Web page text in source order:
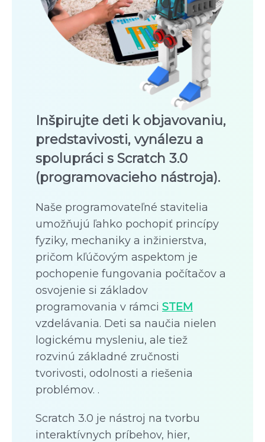
Inšpirujte deti k objavovaniu,
predstavivosti, vynálezu a
spolupráci s Scratch 3.0
(programovacieho nástroja).
Naše programovateľné stavitelia
umožňujú ľahko pochopiť princípy
fyziky, mechaniky a inžinierstva,
pričom kľúčovým aspektom je
pochopenie fungovania počítačov a
osvojenie si základov
programovania v rámci STEM
vzdelávania. Deti sa naučia nielen
logickému mysleniu, ale tiež
rozvinú základné zručnosti
tvorivosti, odolnosti a riešenia
problémov. .
Scratch 3.0 je nástroj na tvorbu
interaktívnych príbehov, hier,